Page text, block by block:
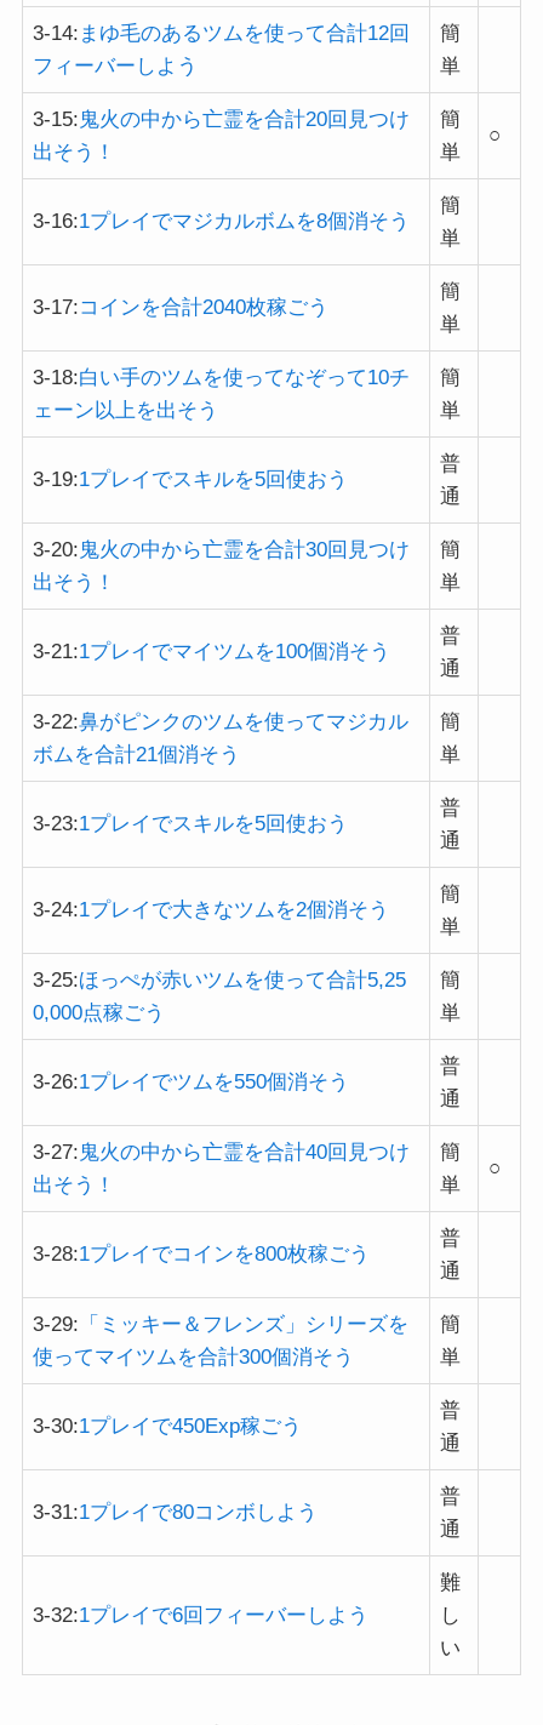
3-14: まゆ毛のあるツムを使って合計12回
フィーバーしよう
簡
単
3-15: 鬼火の中から亡霊を合計20回見つけ
出そう！
簡
単
○
3-16:1プレイでマジカルボムを8個消そう
簡
単
3-17:コインを合計2040枚稼ごう
簡
単
3-18:白い手のツムを使ってなぞって10チ
ェーン以上を出そう
簡
単
3-19:1プレイでスキルを5回使おう
普
通
3-20: 鬼火の中から亡霊を合計30回見つけ
出そう！
簡
単
3-21:1プレイでマイツムを100個消そう
普
通
3-22:鼻がピンクのツムを使ってマジカル
ボムを合計21個消そう
簡
単
3-23:1プレイでスキルを5回使おう
普
通
3-24:1プレイで大きなツムを2個消そう
簡
単
3-25:ほっぺが赤いツムを使って合計5,25
0,000点稼ごう
簡
単
3-26:1プレイでツムを550個消そう
普
通
3-27: 鬼火の中から亡霊を合計40回見つけ
出そう！
簡
単
○
3-28:1プレイでコインを800枚稼ごう
普
通
3-29: 「ミッキー＆フレンズ」シリーズを
使ってマイツムを合計300個消そう
簡
単
3-30:1プレイで450Exp稼ごう
普
通
3-31:1プレイで80コンボしよう
普
通
3-32:1プレイで6回フィーバーしよう
難
し
い